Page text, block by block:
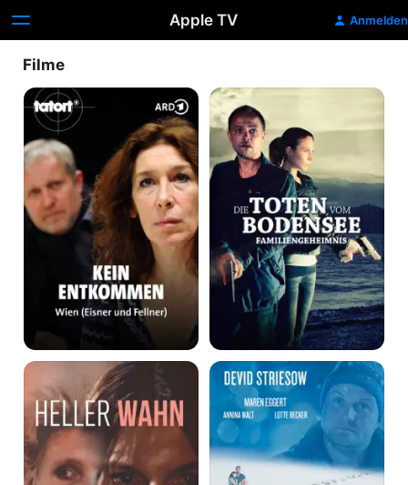
Apple TV Anmelden
Filme
Tatort
Wien
Kein
Entkommen
Die
Toten
vom
Bodensee:
Familiengeheimnis
Heller
Nichts
passiert